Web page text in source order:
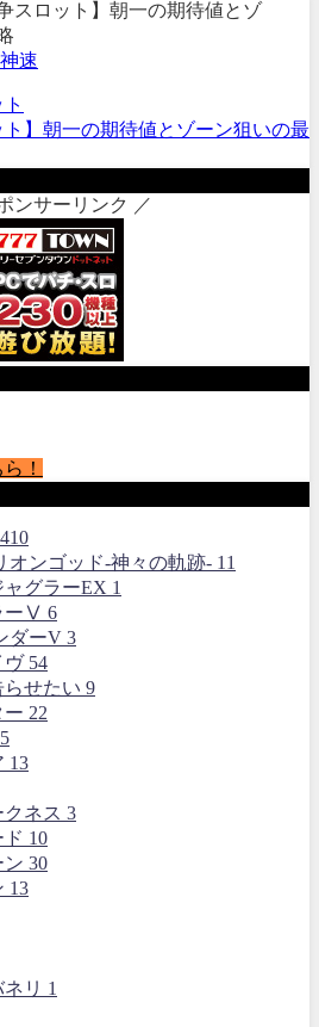
速
ト】朝一の期待値とゾーン狙いの最
ンサーリンク ／
！
410
オンゴッド-神々の軌跡- 11
グラーEX 1
ーⅤ 6
ダーV 3
ヴ 54
せたい 9
ー 22
13
クネス 3
10
ン 30
13
リ 1